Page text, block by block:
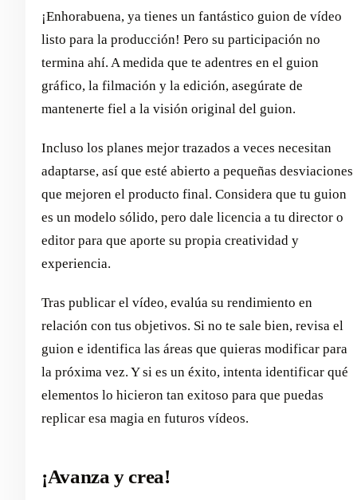
¡Enhorabuena, ya tienes un fantástico guion de vídeo
listo para la producción! Pero su participación no
termina ahí. A medida que te adentres en el guion
gráfico, la filmación y la edición, asegúrate de
mantenerte fiel a la visión original del guion.
Incluso los planes mejor trazados a veces necesitan
adaptarse, así que esté abierto a pequeñas desviaciones
que mejoren el producto final. Considera que tu guion
es un modelo sólido, pero dale licencia a tu director o
editor para que aporte su propia creatividad y
experiencia.
Tras publicar el vídeo, evalúa su rendimiento en
relación con tus objetivos. Si no te sale bien, revisa el
guion e identifica las áreas que quieras modificar para
la próxima vez. Y si es un éxito, intenta identificar qué
elementos lo hicieron tan exitoso para que puedas
replicar esa magia en futuros vídeos.
¡Avanza y crea!